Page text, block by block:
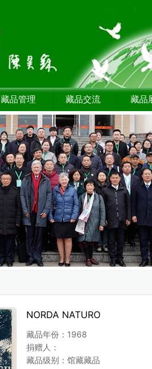
藏品管理 藏品交流 藏品
NORDA NATURO
藏品年份：1968
捐赠人：
藏品级别：馆藏藏品